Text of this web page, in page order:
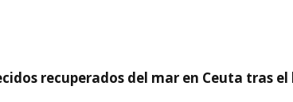
recuperados del mar en Ceuta tras